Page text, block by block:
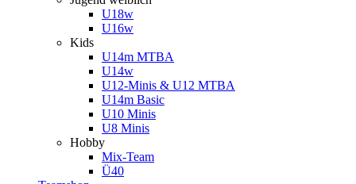
U18w
U16w
Kids
U14m MTBA
U14w
U12-Minis & U12 MTBA
U14m Basic
U10 Minis
U8 Minis
Hobby
Mix-Team
Ü40